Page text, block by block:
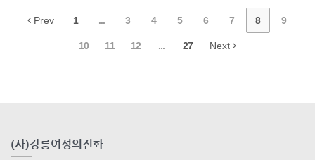
Prev 1 ... 3 4 5 6 7 8 9
10 11 12 ... 27 Next
(사)강릉여성의전화